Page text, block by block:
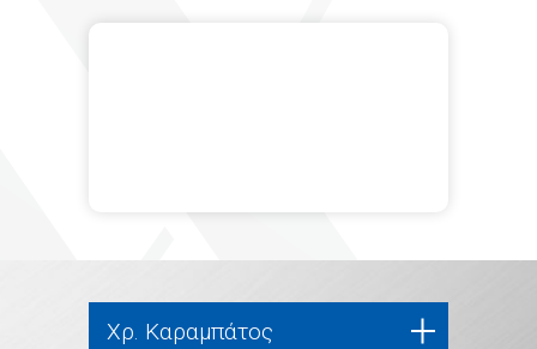
Χρ. Καραμπάτος